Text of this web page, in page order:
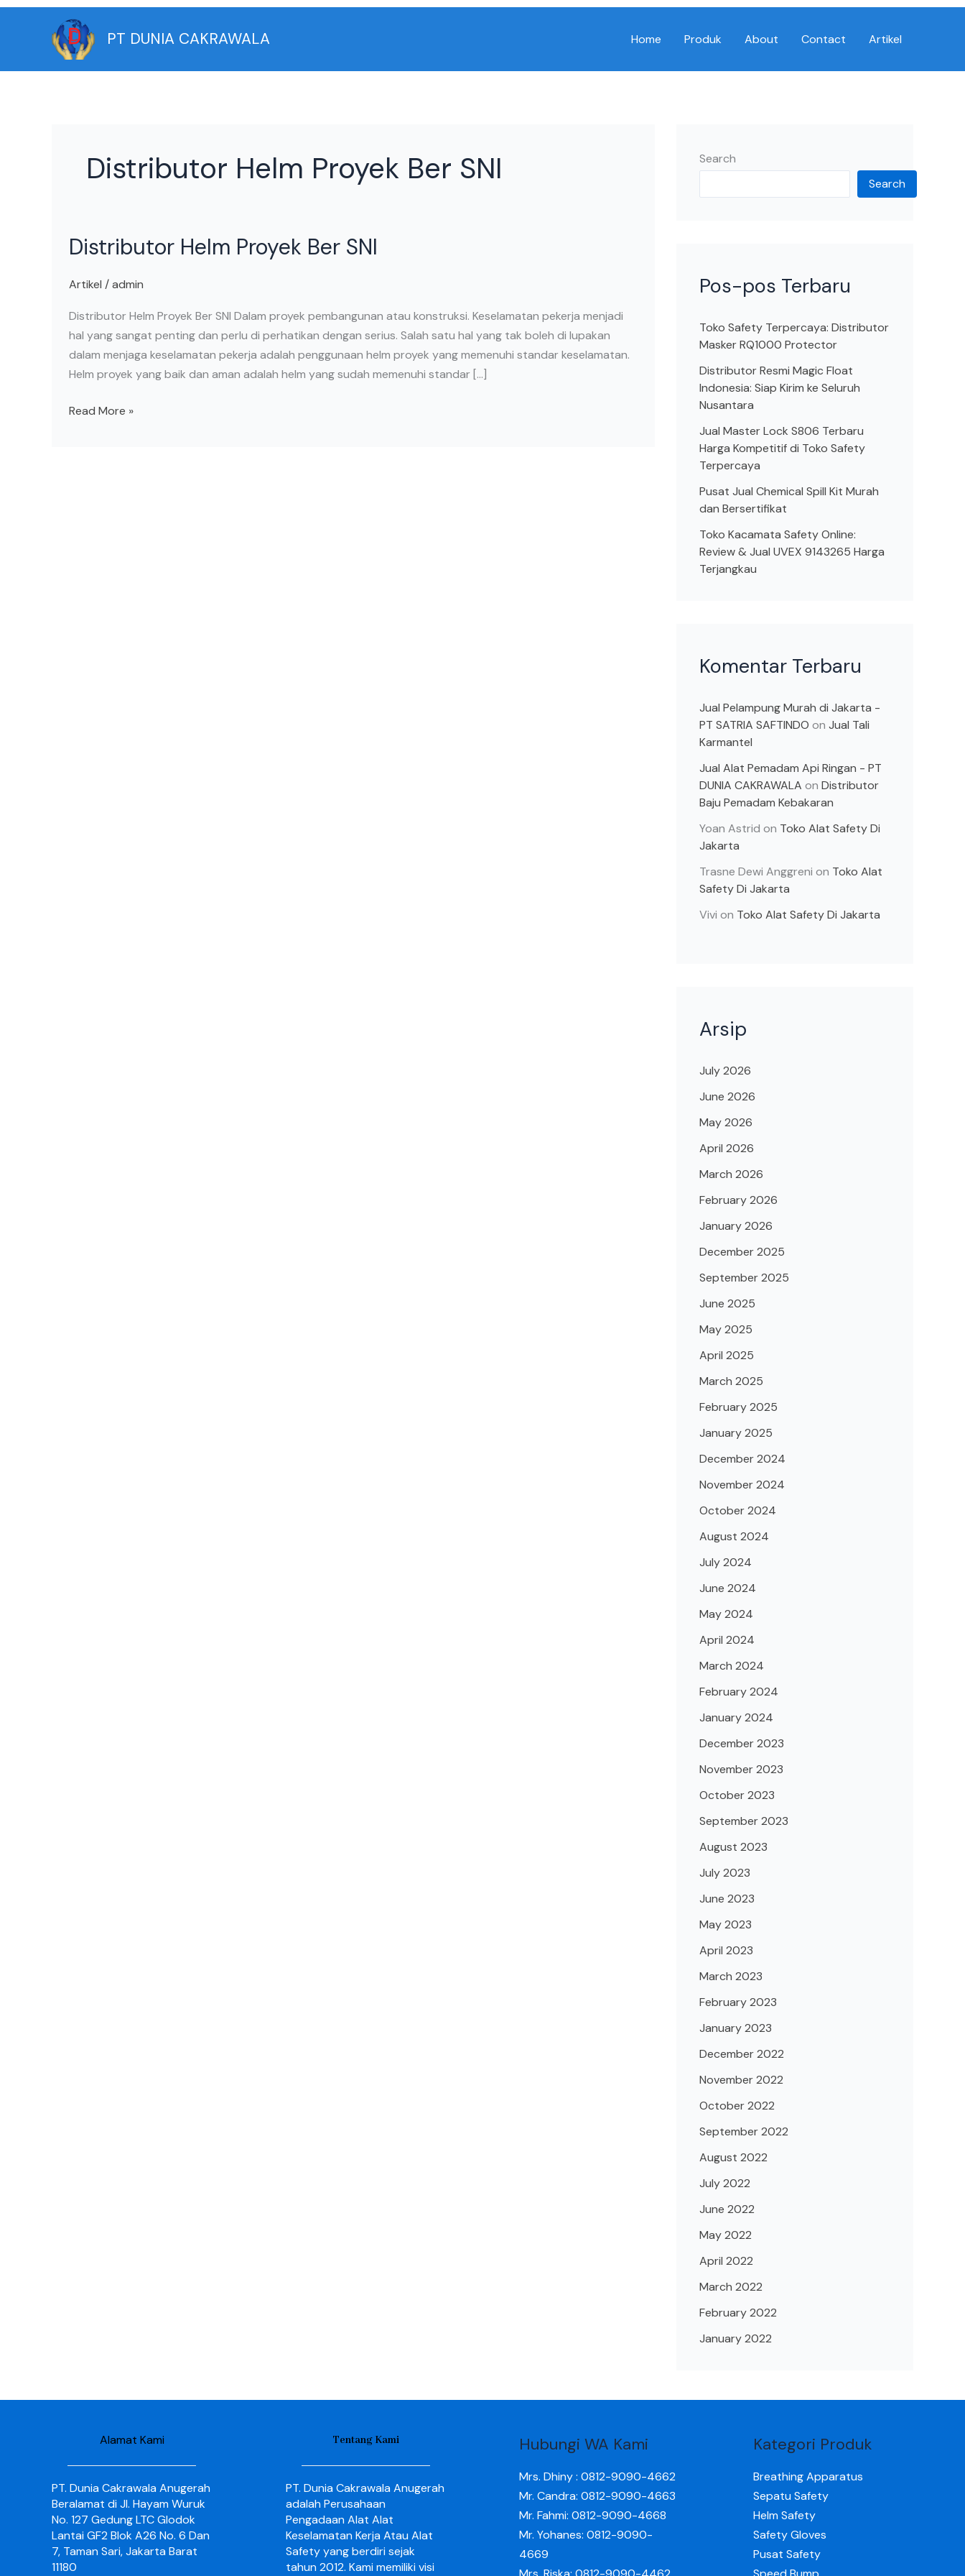
Skip
PT DUNIA CAKRAWALA Home Produk About Contact Artikel
Distributor Helm Proyek Ber SNI
Distributor Helm Proyek Ber SNI
Artikel /admin
Distributor Helm Proyek Ber SNI Dalam proyek pembangunan atau konstruksi. Keselamatan pekerja menjadi
hal yang sangat penting dan perlu di perhatikan dengan serius. Salah satu hal yang tak boleh di lupakan
dalam menjaga keselamatan pekerja adalah penggunaan helm proyek yang memenuhi standar keselamatan.
Helm proyek yang baik dan aman adalah helm yang sudah memenuhi standar […]
Helm
Ber
Read More »
Search
Search
Pos-pos Terbaru
Toko Safety Terpercaya: Distributor
Masker RQ1000 Protector
Distributor Resmi Magic Float
Indonesia: Siap Kirim ke Seluruh
Nusantara
Jual Master Lock S806 Terbaru
Harga Kompetitif di Toko Safety
Terpercaya
Pusat Jual Chemical Spill Kit Murah
dan Bersertifikat
Toko Kacamata Safety Online:
Review & Jual UVEX 9143265 Harga
Terjangkau
Komentar Terbaru
Jual Pelampung Murah di Jakarta -
PT SATRIA SAFTINDO on Jual Tali
Karmantel
Jual Alat Pemadam Api Ringan - PT
DUNIA CAKRAWALA on Distributor
Baju Pemadam Kebakaran
Yoan Astrid on Toko Alat Safety Di
Jakarta
Trasne Dewi Anggreni on Toko Alat
Safety Di Jakarta
Vivi on Toko Alat Safety Di Jakarta
Arsip
July 2026
June 2026
May 2026
April 2026
March 2026
February 2026
January 2026
December 2025
September 2025
June 2025
May 2025
April 2025
March 2025
February 2025
January 2025
December 2024
November 2024
October 2024
August 2024
July 2024
June 2024
May 2024
April 2024
March 2024
February 2024
January 2024
December 2023
November 2023
October 2023
September 2023
August 2023
July 2023
June 2023
May 2023
April 2023
March 2023
February 2023
January 2023
December 2022
November 2022
October 2022
September 2022
August 2022
July 2022
June 2022
May 2022
April 2022
March 2022
February 2022
January 2022
Alamat Kami
PT. Dunia Cakrawala Anugerah
Beralamat di Jl. Hayam Wuruk
No. 127 Gedung LTC Glodok
Lantai GF2 Blok A26 No. 6 Dan
7, Taman Sari, Jakarta Barat
11180
Tentang Kami
PT. Dunia Cakrawala Anugerah
adalah Perusahaan
Pengadaan Alat Alat
Keselamatan Kerja Atau Alat
Safety yang berdiri sejak
tahun 2012. Kami memiliki visi
Hubungi WA Kami
Mrs. Dhiny : 0812-9090-4662
Mr. Candra: 0812-9090-4663
Mr. Fahmi: 0812-9090-4668
Mr. Yohanes: 0812-9090-
4669
Kategori Produk
Breathing Apparatus
Sepatu Safety
Helm Safety
Safety Gloves
Pusat Safety